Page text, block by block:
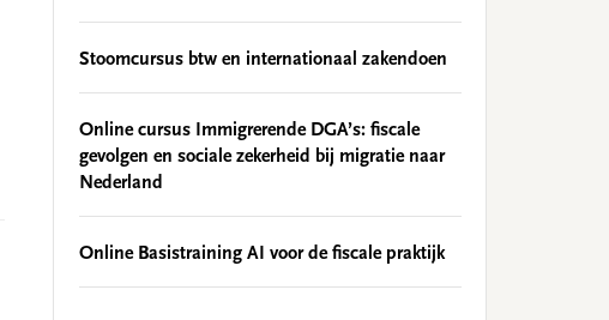
Stoomcursus btw en internationaal zakendoen
Online cursus Immigrerende DGA’s: fiscale
gevolgen en sociale zekerheid bij migratie naar
Nederland
Online Basistraining AI voor de fiscale praktijk